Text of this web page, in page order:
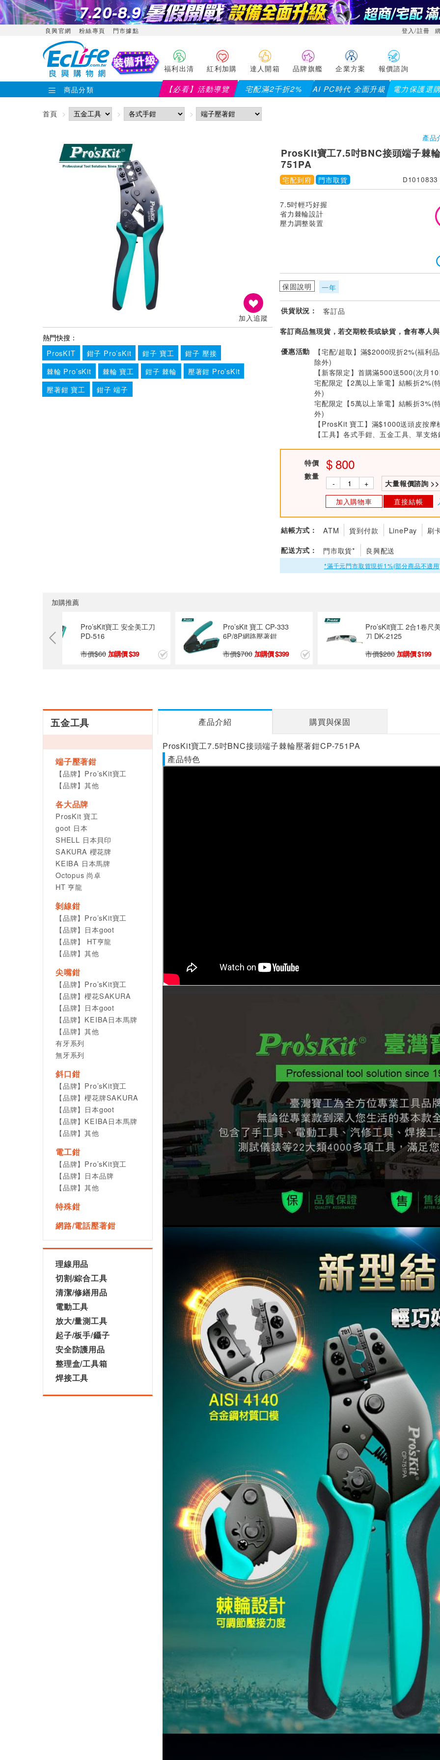
良興官網 粉絲專頁 門市據點 登入/註冊
福利出清 紅利加購 達人開箱 品牌旗艦 企業方案 報價諮詢
商品分類 【必看】活動導覽 宅配滿2千折2% AI PC時代 全面升級 電力保護選
【PX大通
首頁
加入追蹤
熱門快搜：
ProsKIT
鉗子 Pro’sKit 鉗子 寶工
鉗子 壓接
棘輪 Pro’sKit
棘輪 寶工 鉗子 棘輪
壓著鉗 Pro’sKit
壓著鉗 寶工
鉗子 端子
產品
ProsKit寶工7.5吋BNC接頭端子棘
751PA
宅配到府 門市取貨 D1010833
7.5吋輕巧好握
省力棘輪設計
壓力調整裝置
保固說明 一年
供貨狀況： 客訂品
客訂商品無現貨，若交期較長或缺貨，會有專人
優惠活動
【宅配/超取】滿$2000現折2%(福利
除外)
【新客限定】首購滿500送500(次月
宅配限定【2萬以上筆電】結帳折2%(
外)
宅配限定【5萬以上筆電】結帳折3%(
外)
【ProsKit 寶工】滿$1000送頭皮按摩
【工具】各式手鉗、五金工具、單支
特價 800
數量
- + 大量報價諮詢 >>
加入購物車 直接結帳
結帳方式： ATM 貨到付款 LinePay 刷
配送方式： 門市取貨* 良興配送
*滿千元門市取貨現折1%(部分商品不適
加購推薦
Pro’sKit寶工 安全美工刀
PD-516
市價$60 39
Pro’sKit 寶工 CP-333
6P/8P網路壓著鉗
市價$700 399
Pro’sKit寶工 2合1卷尺
刀 DK-2125
市價$280 199
五金工具
端子壓著鉗
【品牌】Pro’sKit寶工
【品牌】其他
各大品牌
ProsKit 寶工
goot 日本
SHELL 日本貝印
SAKURA 櫻花牌
KEIBA 日本馬牌
Octopus 尚卓
HT 亨龍
剝線鉗
【品牌】Pro’sKit寶工
【品牌】日本goot
【品牌】 HT亨龍
【品牌】其他
尖嘴鉗
【品牌】Pro’sKit寶工
【品牌】櫻花SAKURA
【品牌】日本goot
【品牌】KEIBA日本馬牌
【品牌】其他
有牙系列
無牙系列
斜口鉗
【品牌】Pro’sKit寶工
【品牌】櫻花牌SAKURA
【品牌】日本goot
【品牌】KEIBA日本馬牌
【品牌】其他
電工鉗
【品牌】Pro’sKit寶工
【品牌】日本品牌
【品牌】其他
特殊鉗
網路/電話壓著鉗
理線用品
切割/綜合工具
清潔/修繕用品
電動工具
放大/量測工具
起子/板手/鑷子
安全防護用品
整理盒/工具箱
焊接工具
產品介紹 購買與保固
ProsKit寶工7.5吋BNC接頭端子棘輪壓著鉗CP-751PA
產品特色